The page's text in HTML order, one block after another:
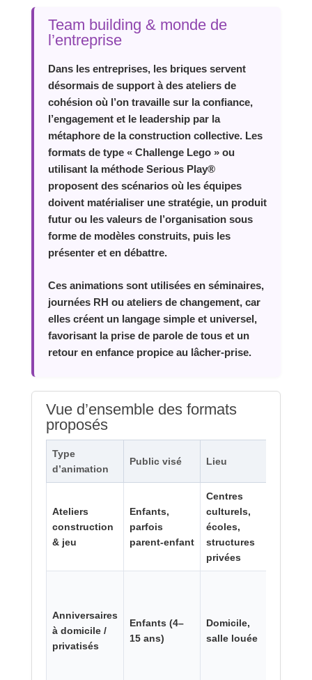
Team building & monde de
l’entreprise
Dans les entreprises, les briques servent
désormais de support à des ateliers de
cohésion où l’on travaille sur la confiance,
l’engagement et le leadership par la
métaphore de la construction collective. Les
formats de type « Challenge Lego » ou
utilisant la méthode Serious Play®
proposent des scénarios où les équipes
doivent matérialiser une stratégie, un produit
futur ou les valeurs de l’organisation sous
forme de modèles construits, puis les
présenter et en débattre.
Ces animations sont utilisées en séminaires,
journées RH ou ateliers de changement, car
elles créent un langage simple et universel,
favorisant la prise de parole de tous et un
retour en enfance propice au lâcher‑prise.
Vue d’ensemble des formats
proposés
Type
d’animation
Public visé Lieu
Ateliers
construction
& jeu
Enfants,
parfois
parent‑enfant
Centres
culturels,
écoles,
structures
privées
Anniversaires
à domicile /
privatisés
Enfants (4–
15 ans)
Domicile,
salle louée